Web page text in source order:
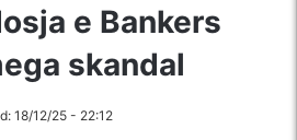
e Bankers
skandal
18/12/25 - 22:12